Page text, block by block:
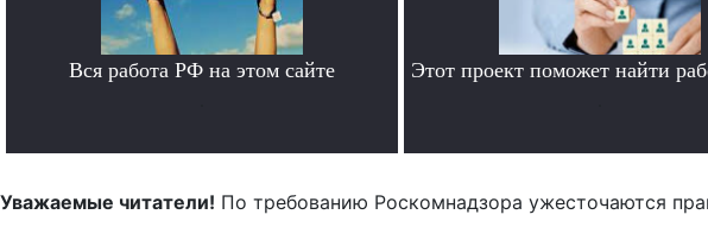
Вся работа РФ на этом сайте Этот проект поможет найти
Уважаемые читатели! По требованию Роскомнадзора ужесточаются